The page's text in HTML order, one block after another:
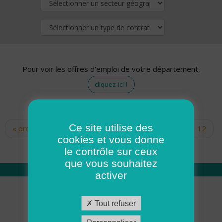
Pour voir les offres d'emploi de votre département,
cliquez ici !
Pages
« premier ‹ précédent … 10
12
14 15 16 17
Qui sommes nous
Académie ADMR
Ce site utilise des
cookies et vous donne
le contrôle sur ceux
que vous souhaitez
activer
Tout refuser